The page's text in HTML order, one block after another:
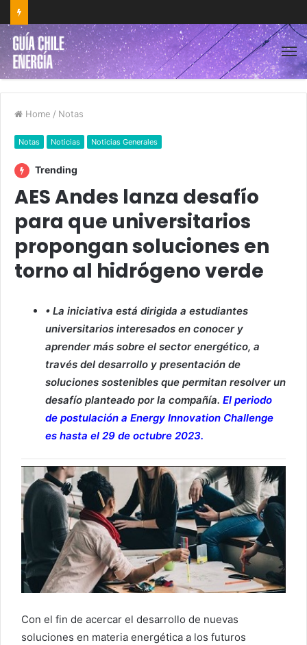
Home / Notas
Notas Noticias Noticias Generales
Trending
AES Andes lanza desafío
para que universitarios
propongan soluciones en
torno al hidrógeno verde
• La iniciativa está dirigida a estudiantes
universitarios interesados en conocer y
aprender más sobre el sector energético, a
través del desarrollo y presentación de
soluciones sostenibles que permitan resolver un
desafío planteado por la compañía. El periodo
de postulación a Energy Innovation Challenge
es hasta el 29 de octubre 2023.
Con el fin de acercar el desarrollo de nuevas
soluciones en materia energética a los futuros